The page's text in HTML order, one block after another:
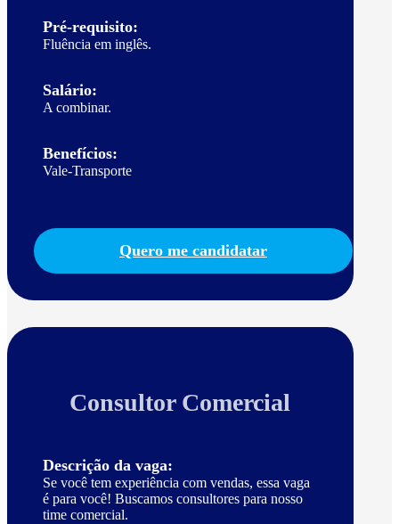
Pré-requisito:
Fluência em inglês.
Salário:
A combinar.
Benefícios:
Vale-Transporte
Quero me candidatar
Consultor Comercial
Descrição da vaga:
Se você tem experiência com vendas, essa vaga
é para você! Buscamos consultores para nosso
time comercial.